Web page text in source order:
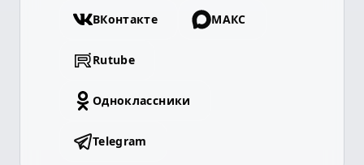
ВКонтакте МАКС
Rutube
Одноклассники
Telegram